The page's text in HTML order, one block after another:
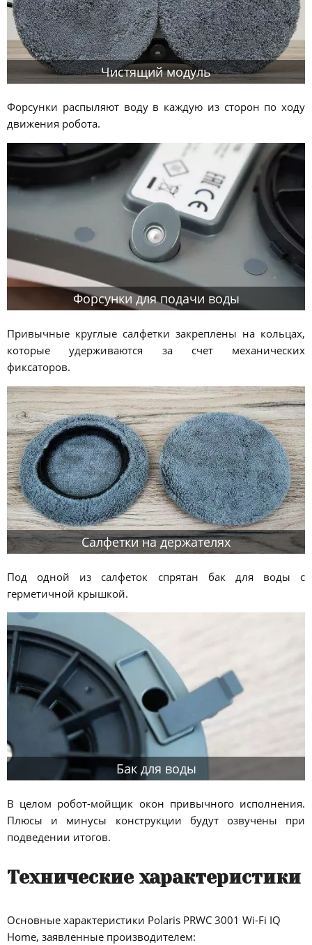
Чистящий модуль
Форсунки распыляют воду в каждую из сторон по ходу
движения робота.
Форсунки для подачи воды
Привычные круглые салфетки закреплены на кольцах,
которые удерживаются за счет механических
фиксаторов.
Салфетки на держателях
Под одной из салфеток спрятан бак для воды с
герметичной крышкой.
Бак для воды
В целом робот-мойщик окон привычного исполнения.
Плюсы и минусы конструкции будут озвучены при
подведении итогов.
Технические характеристики
Основные характеристики Polaris PRWC 3001 Wi-Fi IQ
Home, заявленные производителем: